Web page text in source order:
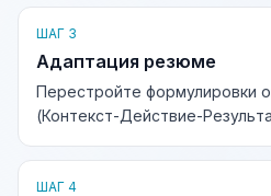
ШАГ 3
Адаптация резюме
Перестройте формулировки
(Контекст-Действие-
ШАГ 4